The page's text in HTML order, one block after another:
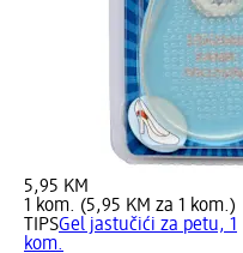
5,95 KM
1 kom. (5,95 KM za 1 kom.)
TIPSGel jastučići za petu, 1
kom.